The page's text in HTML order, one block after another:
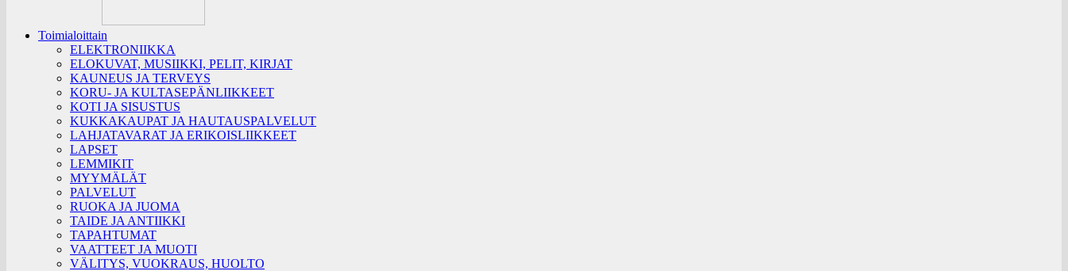
Toimialoittain
ELEKTRONIIKKA
ELOKUVAT, MUSIIKKI, PELIT, KIRJAT
KAUNEUS JA TERVEYS
KORU- JA KULTASEPÄNLIIKKEET
KOTI JA SISUSTUS
KUKKAKAUPAT JA HAUTAUSPALVELUT
LAHJATAVARAT JA ERIKOISLIIKKEET
LAPSET
LEMMIKIT
MYYMÄLÄT
PALVELUT
RUOKA JA JUOMA
TAIDE JA ANTIIKKI
TAPAHTUMAT
VAATTEET JA MUOTI
VÄLITYS, VUOKRAUS, HUOLTO